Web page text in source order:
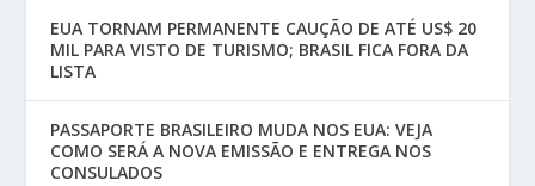
EUA TORNAM PERMANENTE CAUÇÃO DE ATÉ US$ 20
MIL PARA VISTO DE TURISMO; BRASIL FICA FORA DA
LISTA
PASSAPORTE BRASILEIRO MUDA NOS EUA: VEJA
COMO SERÁ A NOVA EMISSÃO E ENTREGA NOS
CONSULADOS